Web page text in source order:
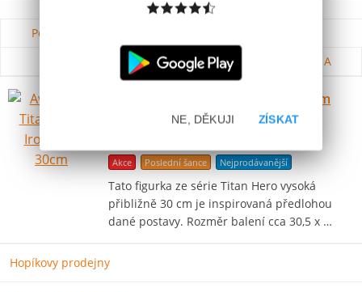
Podle názvu od A do Z
Od nejlevnějšího
Podle názvu od Z do A
Avengers Titan Hero Iron Man 30cm
Akce Poslední šance Nejprodávanější
Tato figurka ze série Titan Hero vysoká
přibližně 30 cm je inspirovaná předlohou
dané postavy. Rozměr balení cca 30,5 x …
Hopíkovy prodejny
ZÍSKAT
NE, DĚKUJI